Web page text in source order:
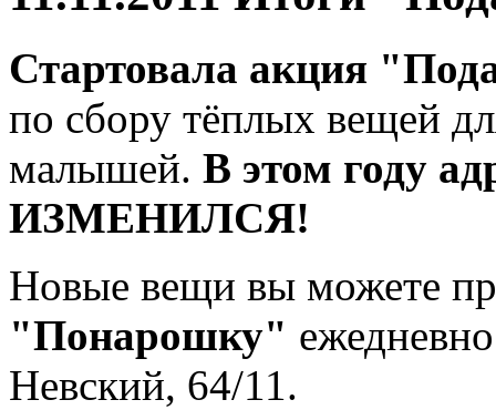
Стартовала акция
по сбору тёплых вещей
малышей. В этом году
ИЗМЕНИЛСЯ!
Новые вещи вы можете
"Понарошку"
Невский, 64/11.